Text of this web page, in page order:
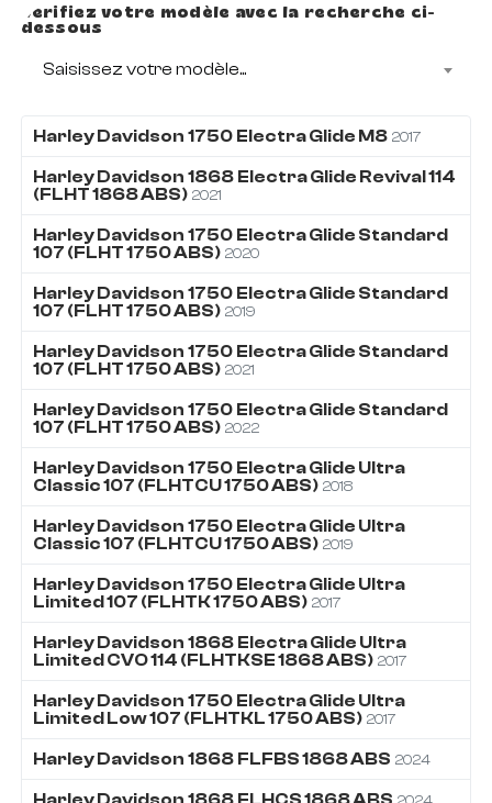
Vérifiez votre modèle avec la recherche ci-
dessous
Saisissez votre modèle...
Harley Davidson 1750 Electra Glide M8 2017
Harley Davidson 1868 Electra Glide Revival 114
(FLHT 1868 ABS) 2021
Harley Davidson 1750 Electra Glide Standard
107 (FLHT 1750 ABS) 2020
Harley Davidson 1750 Electra Glide Standard
107 (FLHT 1750 ABS) 2019
Harley Davidson 1750 Electra Glide Standard
107 (FLHT 1750 ABS) 2021
Harley Davidson 1750 Electra Glide Standard
107 (FLHT 1750 ABS) 2022
Harley Davidson 1750 Electra Glide Ultra
Classic 107 (FLHTCU 1750 ABS) 2018
Harley Davidson 1750 Electra Glide Ultra
Classic 107 (FLHTCU 1750 ABS) 2019
Harley Davidson 1750 Electra Glide Ultra
Limited 107 (FLHTK 1750 ABS) 2017
Harley Davidson 1868 Electra Glide Ultra
Limited CVO 114 (FLHTKSE 1868 ABS) 2017
Harley Davidson 1750 Electra Glide Ultra
Limited Low 107 (FLHTKL 1750 ABS) 2017
Harley Davidson 1868 FLFBS 1868 ABS 2024
2024